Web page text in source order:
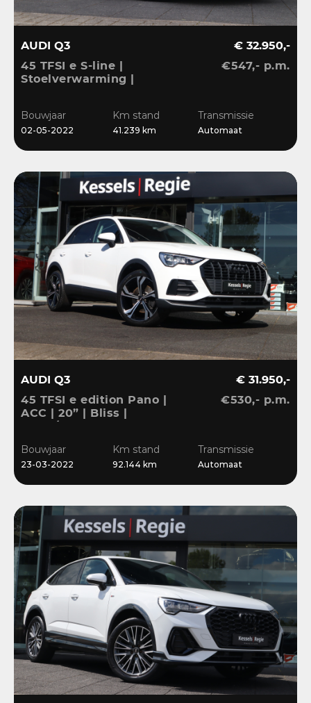
AUDI Q3
45 TFSI e S-line |
Stoelverwarming |
€ 32.950,-
€547,- p.m.
Bouwjaar
02-05-2022
Km stand
41.239 km
Transmissie
Automaat
AUDI Q3
45 TFSI e edition Pano |
ACC | 20” | Bliss |
€ 31.950,-
€530,- p.m.
Bouwjaar
23-03-2022
Km stand
92.144 km
Transmissie
Automaat